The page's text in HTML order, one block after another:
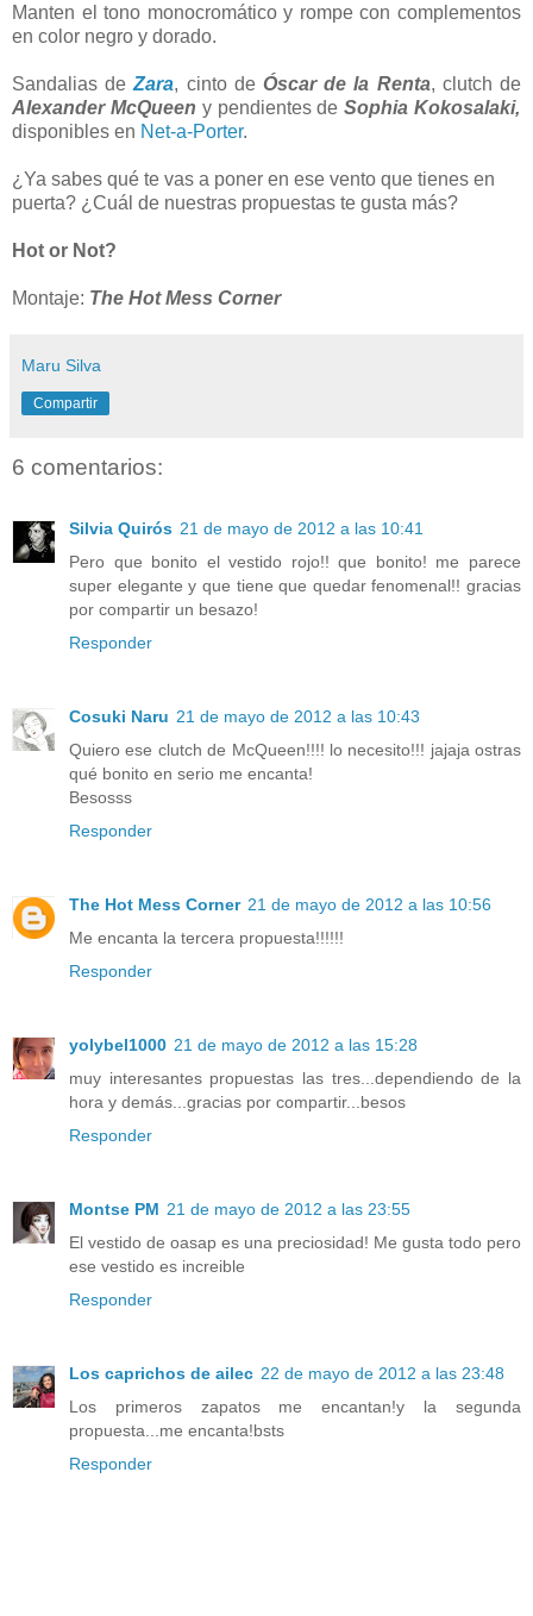
Manten el tono monocromático y rompe con complementos
en color negro y dorado.
Sandalias de Zara, cinto deÓscar de la Renta, clutch de
Alexander McQueen y pendientes deSophia Kokosalaki,
disponibles en Net-a-Porter.
¿Ya sabes qué te vas a poner en ese vento que tienes en
puerta? ¿Cuál de nuestras propuestas te gusta más?
Hot or Not?
Montaje: The Hot Mess Corner
Maru Silva
Compartir
6 comentarios:
Silvia Quirós 21 de mayo de 2012 a las 10:41
Pero que bonito el vestido rojo!! que bonito! me parece
super elegante y que tiene que quedar fenomenal!! gracias
por compartir un besazo!
Responder
Cosuki Naru 21 de mayo de 2012 a las 10:43
Quiero ese clutch de McQueen!!!! lo necesito!!! jajaja ostras
qué bonito en serio me encanta!
Besosss
Responder
The Hot Mess Corner 21 de mayo de 2012 a las 10:56
Me encanta la tercera propuesta!!!!!!
Responder
yolybel1000 21 de mayo de 2012 a las 15:28
muy interesantes propuestas las tres...dependiendo de la
hora y demás...gracias por compartir...besos
Responder
Montse PM 21 de mayo de 2012 a las 23:55
El vestido de oasap es una preciosidad! Me gusta todo pero
ese vestido es increible
Responder
Los caprichos de ailec 22 de mayo de 2012 a las 23:48
Los primeros zapatos me encantan!y la segunda
propuesta...me encanta!bsts
Responder